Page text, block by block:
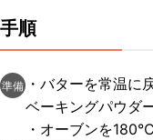
手順
準備 ・バターを常温に
ベーキングパウダ
・オーブンを